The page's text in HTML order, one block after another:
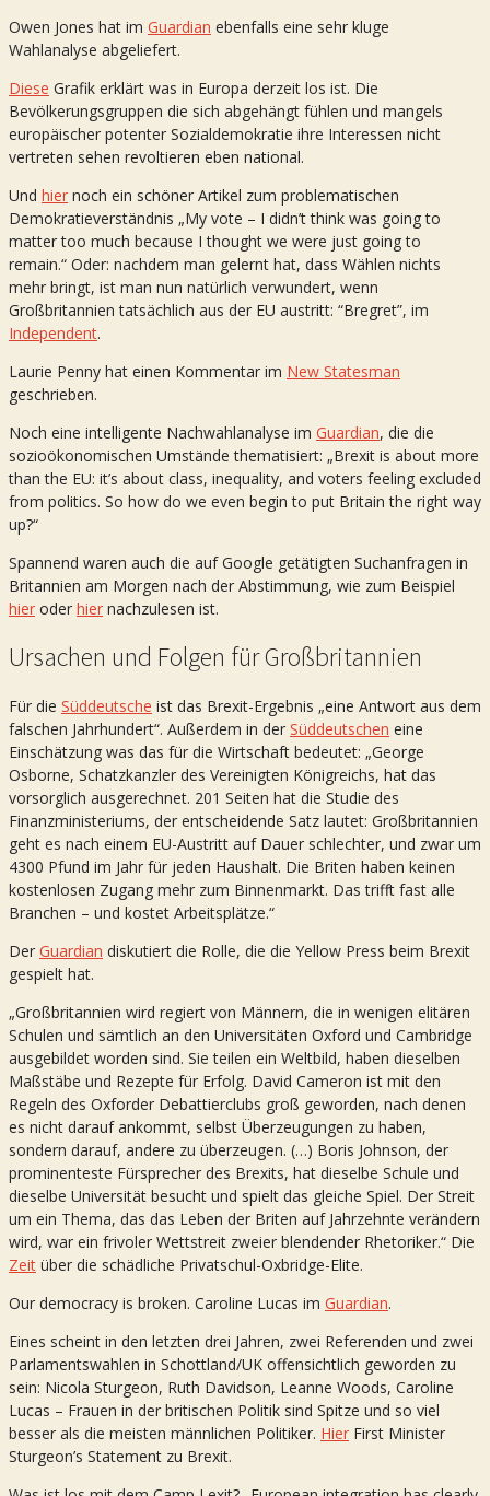
Owen Jones hat im Guardian ebenfalls eine sehr kluge
Wahlanalyse abgeliefert.
Diese Grafik erklärt was in Europa derzeit los ist. Die
Bevölkerungsgruppen die sich abgehängt fühlen und mangels
europäischer potenter Sozialdemokratie ihre Interessen nicht
vertreten sehen revoltieren eben national.
Und hier noch ein schöner Artikel zum problematischen
Demokratieverständnis „My vote – I didn’t think was going to
matter too much because I thought we were just going to
remain.“ Oder: nachdem man gelernt hat, dass Wählen nichts
mehr bringt, ist man nun natürlich verwundert, wenn
Großbritannien tatsächlich aus der EU austritt: “Bregret”, im
Independent.
Laurie Penny hat einen Kommentar im New Statesman
geschrieben.
Noch eine intelligente Nachwahlanalyse im Guardian, die die
sozioökonomischen Umstände thematisiert: „Brexit is about more
than the EU: it’s about class, inequality, and voters feeling excluded
from politics. So how do we even begin to put Britain the right way
up?“
Spannend waren auch die auf Google getätigten Suchanfragen in
Britannien am Morgen nach der Abstimmung, wie zum Beispiel
hier oder hier nachzulesen ist.
Ursachen und Folgen für Großbritannien
Für die Süddeutsche ist das Brexit-Ergebnis „eine Antwort aus dem
falschen Jahrhundert“. Außerdem in der Süddeutschen eine
Einschätzung was das für die Wirtschaft bedeutet: „George
Osborne, Schatzkanzler des Vereinigten Königreichs, hat das
vorsorglich ausgerechnet. 201 Seiten hat die Studie des
Finanzministeriums, der entscheidende Satz lautet: Großbritannien
geht es nach einem EU-Austritt auf Dauer schlechter, und zwar um
4300 Pfund im Jahr für jeden Haushalt. Die Briten haben keinen
kostenlosen Zugang mehr zum Binnenmarkt. Das trifft fast alle
Branchen – und kostet Arbeitsplätze.“
Der Guardian diskutiert die Rolle, die die Yellow Press beim Brexit
gespielt hat.
„Großbritannien wird regiert von Männern, die in wenigen elitären
Schulen und sämtlich an den Universitäten Oxford und Cambridge
ausgebildet worden sind. Sie teilen ein Weltbild, haben dieselben
Maßstäbe und Rezepte für Erfolg. David Cameron ist mit den
Regeln des Oxforder Debattierclubs groß geworden, nach denen
es nicht darauf ankommt, selbst Überzeugungen zu haben,
sondern darauf, andere zu überzeugen. (…) Boris Johnson, der
prominenteste Fürsprecher des Brexits, hat dieselbe Schule und
dieselbe Universität besucht und spielt das gleiche Spiel. Der Streit
um ein Thema, das das Leben der Briten auf Jahrzehnte verändern
wird, war ein frivoler Wettstreit zweier blendender Rhetoriker.“ Die
Zeit über die schädliche Privatschul-Oxbridge-Elite.
Our democracy is broken. Caroline Lucas im Guardian.
Eines scheint in den letzten drei Jahren, zwei Referenden und zwei
Parlamentswahlen in Schottland/UK offensichtlich geworden zu
sein: Nicola Sturgeon, Ruth Davidson, Leanne Woods, Caroline
Lucas – Frauen in der britischen Politik sind Spitze und so viel
besser als die meisten männlichen Politiker. Hier First Minister
Sturgeon’s Statement zu Brexit.